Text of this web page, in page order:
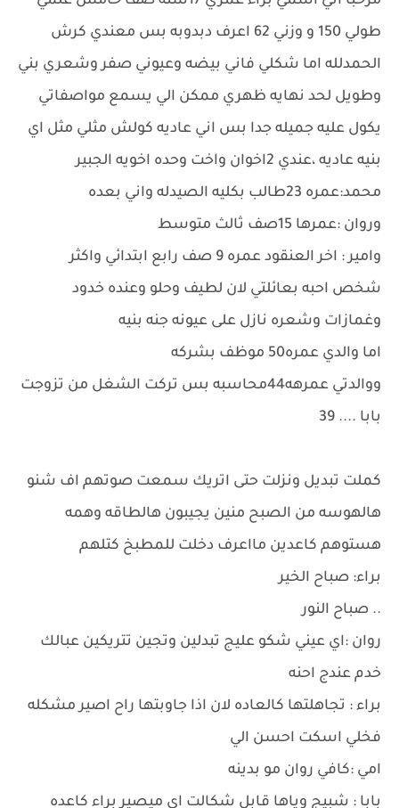
طولي 150 و وزني 62 اعرف دبدوبه بس معندي كرش
الحمدلله اما شكلي فاني بيضه وعيوني صفر وشعري بني
وطويل لحد نهايه ظهري ممكن الي يسمع مواصفاتي
يكول عليه جميله جدا بس اني عاديه كولش مثلي مثل اي
بنيه عاديه ،عندي 2اخوان واخت وحده اخويه الجبير
محمد:عمره 23طالب بكليه الصيدله واني بعده
وروان :عمرها 15صف ثالث متوسط
وامير : اخر العنقود عمره 9 صف رابع ابتدائي واكثر
شخص احبه بعائلتي لان لطيف وحلو وعنده خدود
وغمازات وشعره نازل على عيونه جنه بنيه
اما والدي عمره50 موظف بشركه
ووالدتي عمرهه44محاسبه بس تركت الشغل من تزوجت
بابا .... 39
كملت تبديل ونزلت حتى اتريك سمعت صوتهم اف شنو
هالهوسه من الصبح منين يجيبون هالطاقه وهمه
هستوهم كاعدين مااعرف دخلت للمطبخ كتلهم
براء: صباح الخير
.. صباح النور
روان :اي عيني شكو عليج تبدلين وتجين تتريكين عبالك
خدم عندج احنه
براء : تجاهلتها كالعاده لان اذا جاوبتها راح اصير مشكله
فخلي اسكت احسن الي
امي :كافي روان مو بدينه
بابا : شبيج وياها قابل شكالت اي ميصير براء كاعده